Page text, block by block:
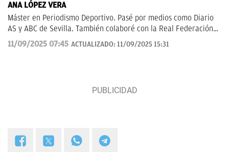
ANA LÓPEZ VERA
Máster en Periodismo Deportivo. Pasé por medios como Diario
AS y ABC de Sevilla. También colaboré con la Real Federación
de Fútbol Andaluza.
11/09/2025 07:45 ACTUALIZADO: 11/09/2025 15:31